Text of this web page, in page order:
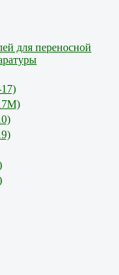
для переносной